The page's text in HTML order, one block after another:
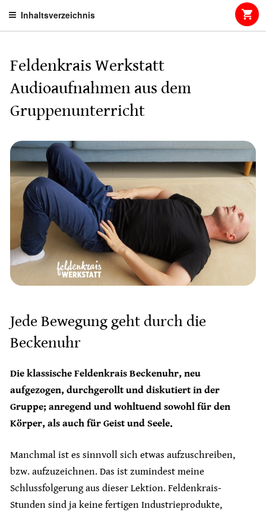
Inhaltsverzeichnis
Feldenkrais Werkstatt
Audioaufnahmen aus dem
Gruppenunterricht
Jede Bewegung geht durch die
Beckenuhr
Die klassische Feldenkrais Beckenuhr, neu
aufgezogen, durchgerollt und diskutiert in der
Gruppe; anregend und wohltuend sowohl für den
Körper, als auch für Geist und Seele.
Manchmal ist es sinnvoll sich etwas aufzuschreiben,
bzw. aufzuzeichnen. Das ist zumindest meine
Schlussfolgerung aus dieser Lektion. Feldenkrais-
Stunden sind ja keine fertigen Industrieprodukte,